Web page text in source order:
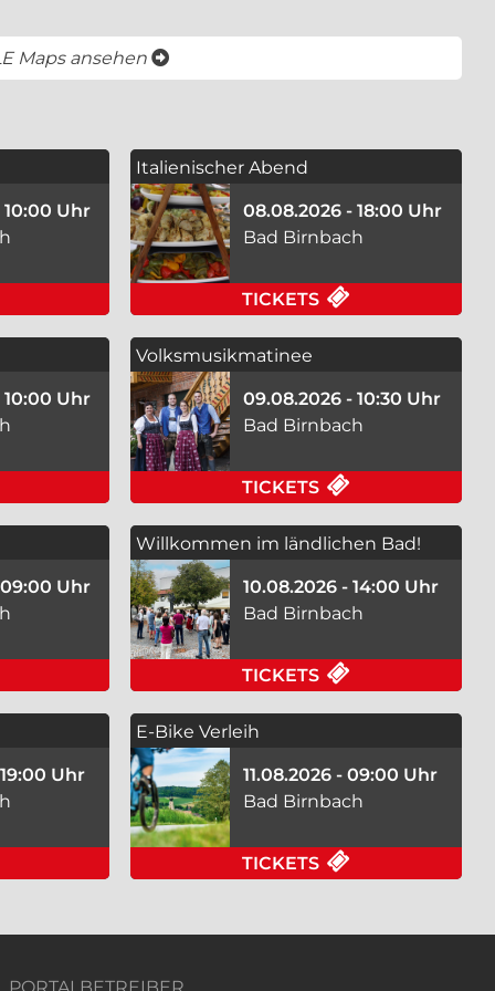
Maps ansehen öffnet ein neues Fenster
AM 08.08.2026 IN BAD BIRNBACH
10:00 Uhr
E-BIKE VERLEIH AM 08.08.2026 IN BAD
Italienischer Abend
08.08.2026 - 18:00 Uhr
Bad Birnbach
TICKETS
AM 08.08.2026 IN BAD
10:00 Uhr
E-BIKE VERLEIH AM 09.08.2026 IN BAD
Volksmusikmatinee
09.08.2026 - 10:30 Uhr
Bad Birnbach
TICKETS
- TANGO NUEVO AM 09.08.2026 IN BAD
09:00 Uhr
E-BIKE VERLEIH AM 10.08.2026 IN BAD
Willkommen im ländlichen Bad!
10.08.2026 - 14:00 Uhr
Bad Birnbach
TICKETS
AM 10.08.2026 IN BAD BIRNBACH
Uhr
MEDITATIONSABENDE AM 10.08.2026 IN BAD
E-Bike Verleih
11.08.2026 - 09:00 Uhr
Bad Birnbach
TICKETS